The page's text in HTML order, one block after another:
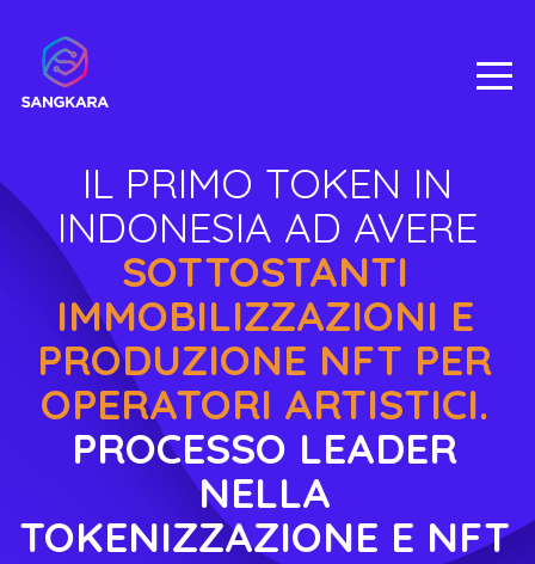
IL PRIMO TOKEN IN
INDONESIA AD AVERE
SOTTOSTANTI
IMMOBILIZZAZIONI E
PRODUZIONE NFT PER
OPERATORI ARTISTICI.
PROCESSO LEADER
NELLA
TOKENIZZAZIONE E NFT